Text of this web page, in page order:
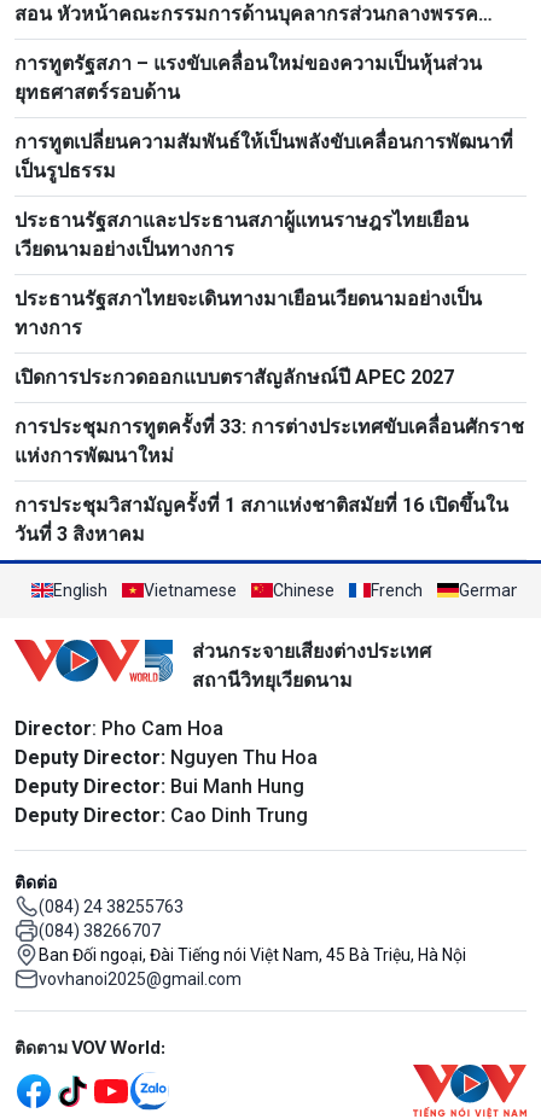
สอน หัวหน้าคณะกรรมการด้านบุคลากรส่วนกลางพรรค
ประชาชนปฏิวัติลาว
การทูตรัฐสภา – แรงขับเคลื่อนใหม่ของความเป็นหุ้นส่วน
ยุทธศาสตร์รอบด้าน
การทูตเปลี่ยนความสัมพันธ์ให้เป็นพลังขับเคลื่อนการพัฒนาที่
เป็นรูปธรรม
ประธานรัฐสภาและประธานสภาผู้แทนราษฎรไทยเยือน
เวียดนามอย่างเป็นทางการ
ประธานรัฐสภาไทยจะเดินทางมาเยือนเวียดนามอย่างเป็น
ทางการ
เปิดการประกวดออกแบบตราสัญลักษณ์ปี APEC 2027
การประชุมการทูตครั้งที่ 33: การต่างประเทศขับเคลื่อนศักราช
แห่งการพัฒนาใหม่
การประชุมวิสามัญครั้งที่ 1 สภาแห่งชาติสมัยที่ 16 เปิดขึ้นใน
วันที่ 3 สิงหาคม
English Vietnamese Chinese French German
ส่วนกระจายเสียงต่างประเทศ
สถานีวิทยุเวียดนาม
Director: Pho Cam Hoa
Deputy Director: Nguyen Thu Hoa
Deputy Director: Bui Manh Hung
Deputy Director: Cao Dinh Trung
ติดต่อ
(084) 24 38255763
(084) 38266707
Ban Đối ngoại, Đài Tiếng nói Việt Nam, 45 Bà Triệu, Hà Nội
vovhanoi2025@gmail.com
Mạng xã hội
ติดตาม VOV World: